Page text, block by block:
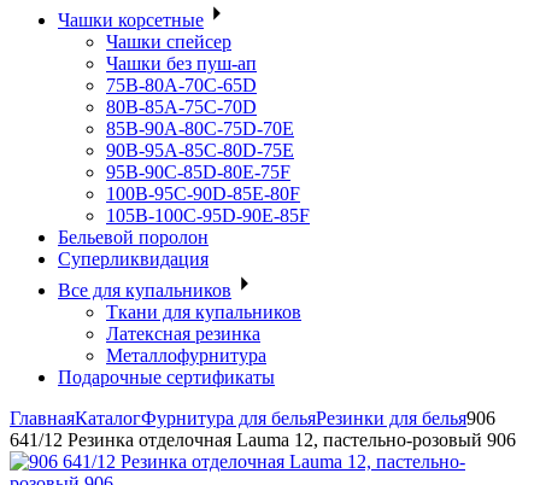
Чашки корсетные
Чашки спейсер
Чашки без пуш-ап
75В-80А-70С-65D
80В-85А-75С-70D
85В-90А-80С-75D-70E
90B-95A-85C-80D-75E
95B-90C-85D-80E-75F
100B-95C-90D-85E-80F
105B-100C-95D-90E-85F
Бельевой поролон
Суперликвидация
Все для купальников
Ткани для купальников
Латексная резинка
Металлофурнитура
Подарочные сертификаты
ГлавнаяКаталогФурнитура для бельяРезинки для белья906
641/12 Резинка отделочная Lauma 12, пастельно-розовый 906